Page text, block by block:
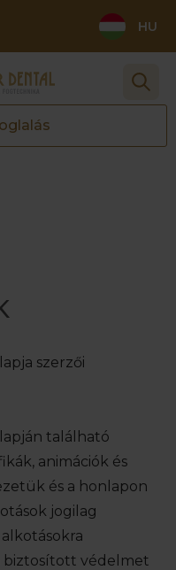
HU
szerzői
található
animációk és
és a honlapon
jogilag
biztosított védelmet